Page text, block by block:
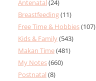
Antenatal (24)
Breastfeeding(11)
Free Time & Hobbies(107)
Kids & Family(543)
Makan Time(481)
My Notes(660)
Postnatal (8)